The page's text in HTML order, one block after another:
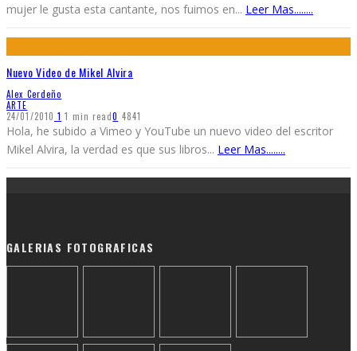
mujer le gusta esta cantante, nos fuimos en... Leer Mas........
Nuevo Video de Mikel Alvira
Alex Cerdeño
ARTE
24/01/2010 1 1 min read0 4841
Hola, he subido a Vimeo y YouTube un nuevo video del escritor
Mikel Alvira, la verdad es que sus libros... Leer Mas........
GALERIAS FOTOGRAFICAS